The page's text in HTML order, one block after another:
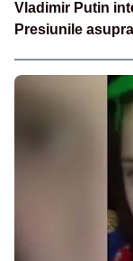
Vladimir Putin
Presiunile